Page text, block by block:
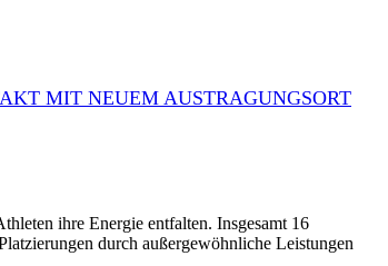
MIT NEUEM AUSTRAGUNGSORT
ihre Energie entfalten. Insgesamt 16
durch außergewöhnliche Leistungen